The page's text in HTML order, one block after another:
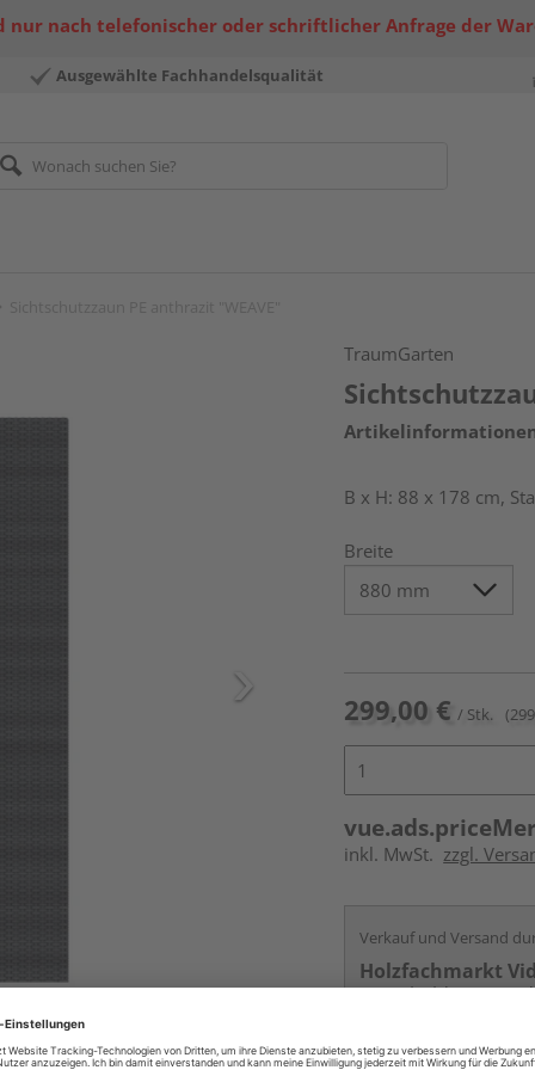
nur nach telefonischer oder schriftlicher Anfrage der
Ausgewählte Fachhandelsqualität
TraumGarten
B x H: 88 x 178 cm,
Breite
299,00 € / Stk.
inkl. MwSt. zzgl.
Verkauf und Versand
Holzfachmarkt
Remshalden-